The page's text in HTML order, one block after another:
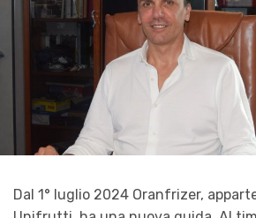
Dal 1° luglio 2024 Oranfrizer,